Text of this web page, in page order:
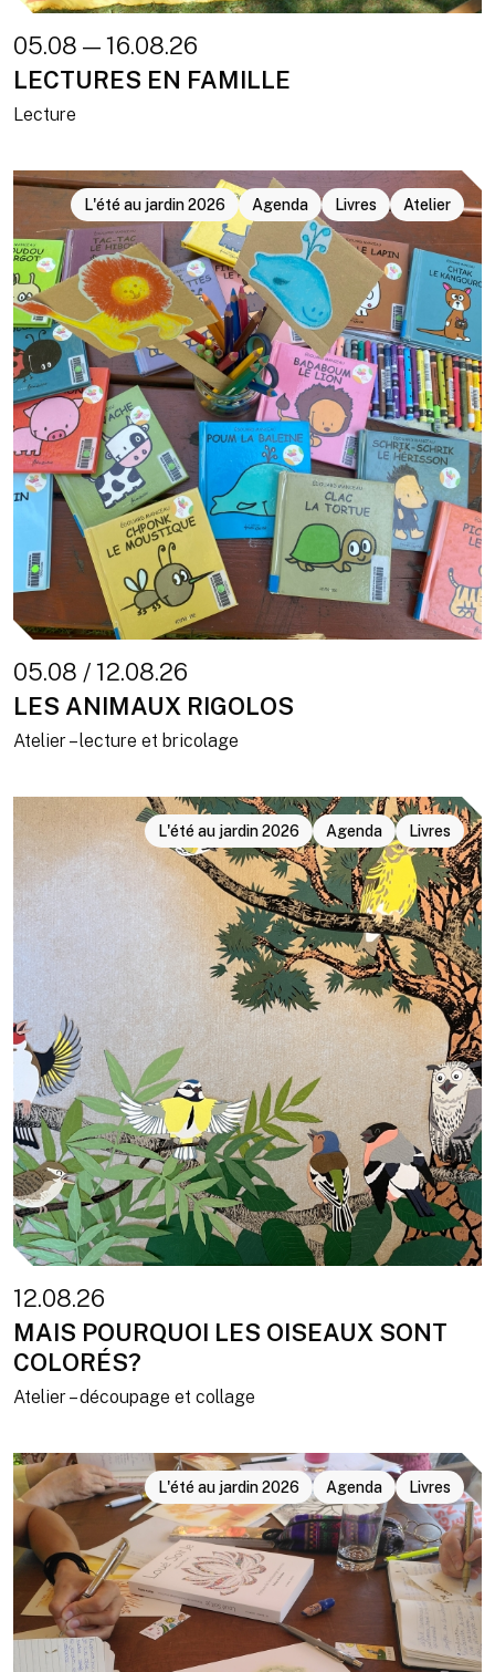
05.08 — 16.08.26
LECTURES EN FAMILLE
Lecture
L'été au jardin 2026 Agenda Livres Atelier
05.08 / 12.08.26
LES ANIMAUX RIGOLOS
Atelier – lecture et bricolage
L'été au jardin 2026 Agenda Livres
12.08.26
MAIS POURQUOI LES OISEAUX SONT
COLORÉS?
Atelier – découpage et collage
L'été au jardin 2026 Agenda Livres